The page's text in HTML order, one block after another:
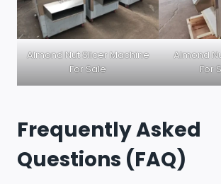
Almond Nut Slicer Machine
For Sale
Almond
For
Frequently Asked
Questions (FAQ)